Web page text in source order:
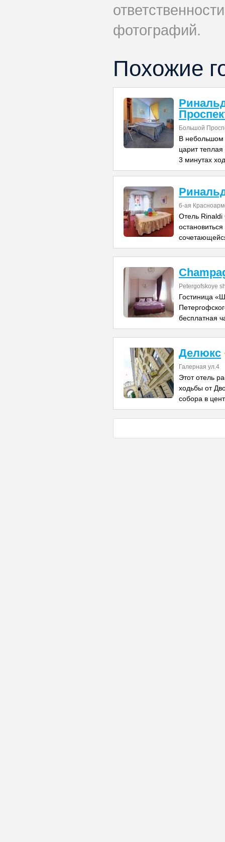
фотографий.
Похожие
Большой
В небольшом
царит
3 минутах
6-ая
Отель Rinaldi
Petergofskoye
Гостиница
бесплатная
Делюкс
Галерная ул.4
Этот отель
ходьбы от
собора в